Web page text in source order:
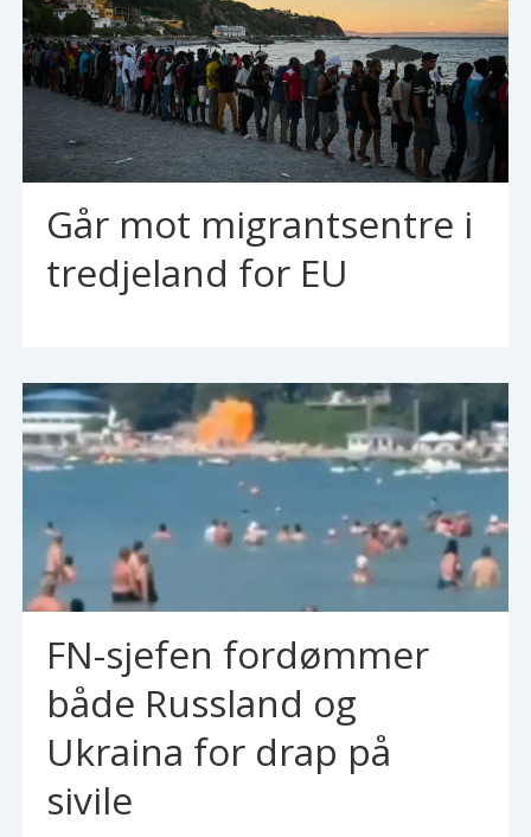
Går mot migrantsentre i
tredjeland for EU
FN-sjefen fordømmer
både Russland og
Ukraina for drap på
sivile